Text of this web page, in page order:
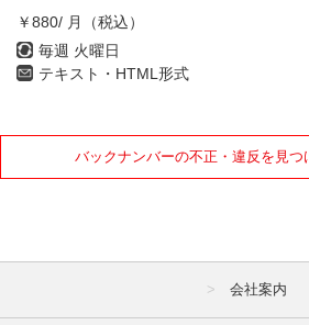
￥880/ 月（税込）
毎週 火曜日
テキスト・HTML形式
バックナンバーの不正・違反を見つ
会社案内